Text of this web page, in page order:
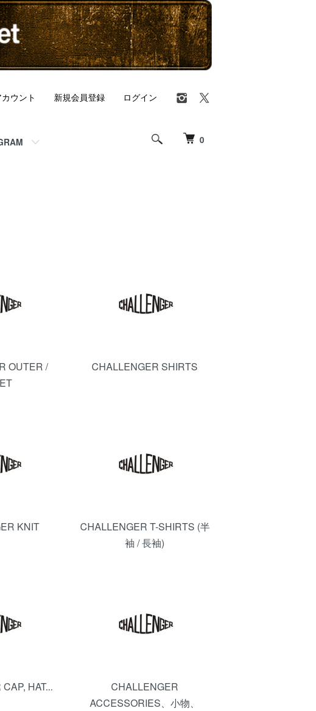
0
ウント 新規会員登録 ログイン
OUTER /
CHALLENGER SHIRTS
KNIT
CHALLENGER T-SHIRTS (半
袖 / 長袖)
HAT...
CHALLENGER
ACCESSORIES、小物、